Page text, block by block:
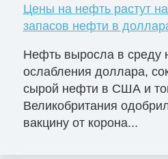
Цены на нефть растут
запасов нефти в
Нефть выросла в среду
ослабления доллара,
сырой нефти в США и
Великобритания
вакцину от корона...